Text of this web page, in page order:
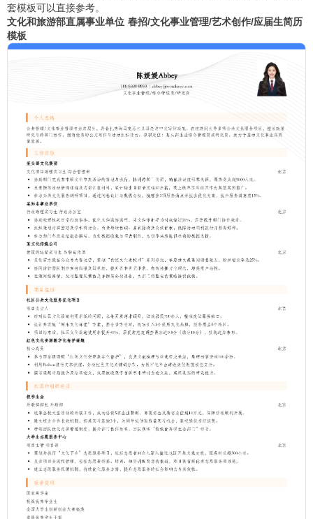
套模板可以直接参考。
文化和旅游部直属事业单位 春招/文化事业管理/艺术创作/应届生简历
模板